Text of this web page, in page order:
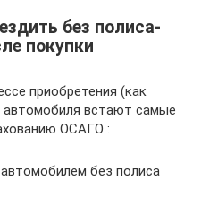
без полиса-
покупки
приобретения (как
автомобиля встают самые
ОСАГО :
без полиса